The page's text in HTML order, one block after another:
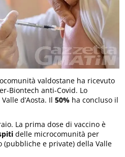
valdostane ha ricevuto
Biontech anti-Covid. Lo
d’Aosta. Il50% ha concluso il
La prima dose di vaccino è
delle microcomunità per
(pubbliche e private) della Valle